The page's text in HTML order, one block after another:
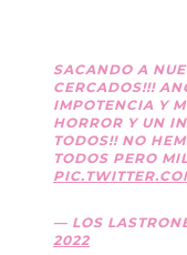
SACANDO A
CERCADOS!!!
IMPOTENCIA Y
HORROR Y UN
TODOS!! NO
TODOS PERO
— LOS
2022